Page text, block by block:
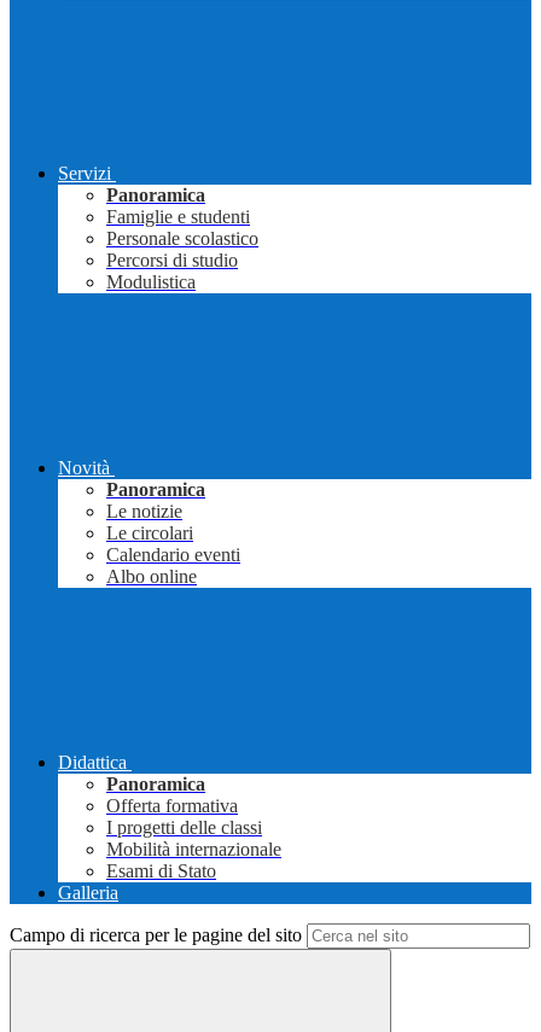
Servizi
Panoramica
Famiglie e studenti
Personale scolastico
Percorsi di studio
Modulistica
Novità
Panoramica
Le notizie
Le circolari
Calendario eventi
Albo online
Didattica
Panoramica
Offerta formativa
I progetti delle classi
Mobilità internazionale
Esami di Stato
Galleria
Campo di ricerca per le pagine del sito